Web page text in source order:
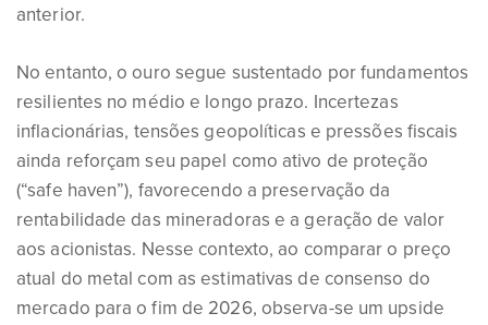
anterior.
No entanto, o ouro segue sustentado por fundamentos
resilientes no médio e longo prazo. Incertezas
inflacionárias, tensões geopolíticas e pressões fiscais
ainda reforçam seu papel como ativo de proteção
(“safe haven”), favorecendo a preservação da
rentabilidade das mineradoras e a geração de valor
aos acionistas. Nesse contexto, ao comparar o preço
atual do metal com as estimativas de consenso do
mercado para o fim de 2026, observa-se um upside